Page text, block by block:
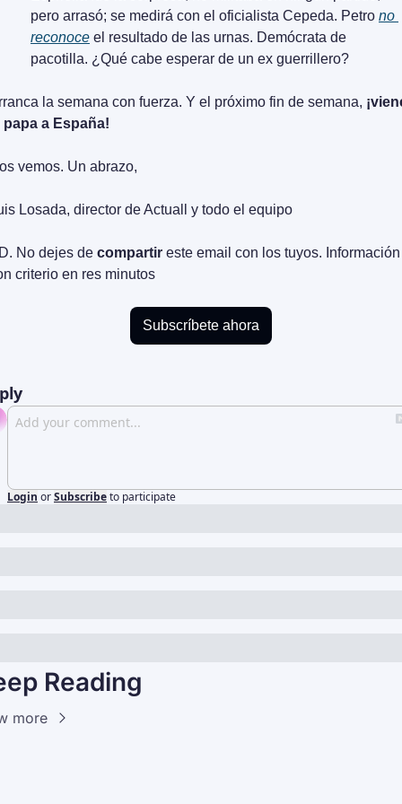
pero arrasó; se medirá con el oficialista Cepeda. Petro no
reconoce el resultado de las urnas. Demócrata de
pacotilla. ¿Qué cabe esperar de un ex guerrillero?
la semana con fuerza. Y el próximo fin de semana,
papa a España!
vemos. Un abrazo,
Losada, director de Actuall y todo el equipo
No dejes de compartir este email con los tuyos. Información
criterio en res minutos
Subscríbete ahora
Login orSubscribeto participate
Reading
more